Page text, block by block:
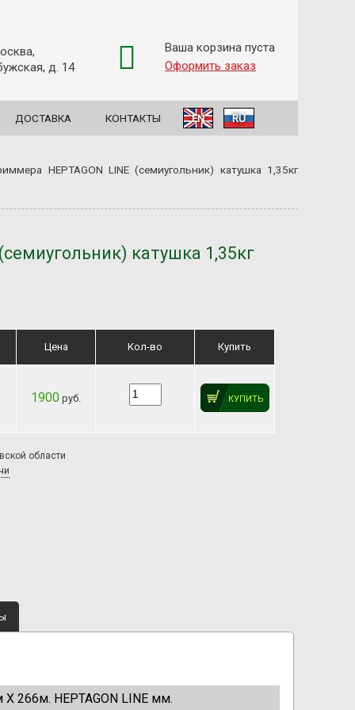
д. 14
Ваша корзина пуста
Оформить заказ
ДОСТАВКА КОНТАКТЫ EN RU
HEPTAGON LINE (семиугольник) катушка 1,35кг
катушка 1,35кг
Цена Кол-во Купить
1900 руб. КУПИТЬ
области
266м. HEPTAGON LINE мм.